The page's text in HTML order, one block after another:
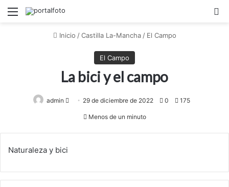
Menú
Inicio / Castilla La-Mancha / El Campo
El Campo
La bici y el campo
admin
Send29 de diciembre de 2022 0 175
Menos de un minuto
Naturaleza y bici